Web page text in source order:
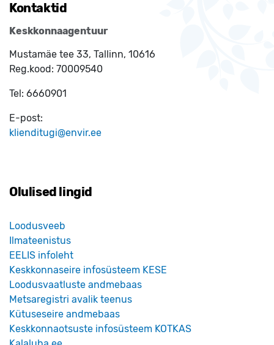
Kontaktid
Keskkonnaagentuur
Mustamäe tee 33, Tallinn, 10616
Reg.kood: 70009540
Tel: 6660901
E-post:
klienditugi@envir.ee
Olulised lingid
Loodusveeb
Ilmateenistus
EELIS infoleht
Keskkonnaseire infosüsteem KESE
Loodusvaatluste andmebaas
Metsaregistri avalik teenus
Kütuseseire andmebaas
Keskkonnaotsuste infosüsteem KOTKAS